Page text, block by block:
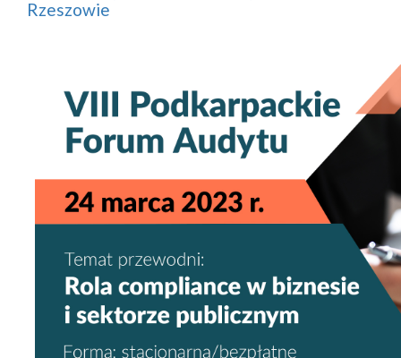
Rzeszowie